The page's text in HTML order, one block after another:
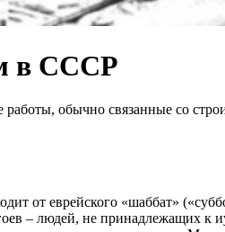
в СССР
обычно связанные со
от еврейского «шаббат»
– людей, не принадлежащих к